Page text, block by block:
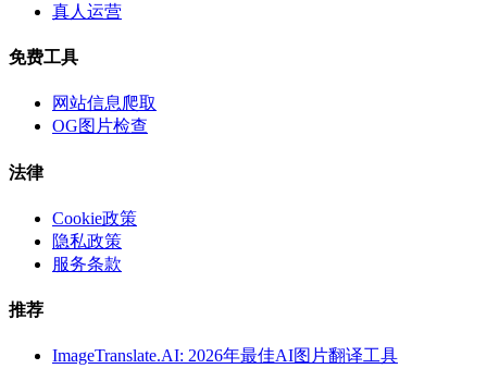
真人运营
免费工具
网站信息爬取
OG图片检查
法律
Cookie政策
隐私政策
服务条款
推荐
ImageTranslate.AI: 2026年最佳AI图片翻译工具